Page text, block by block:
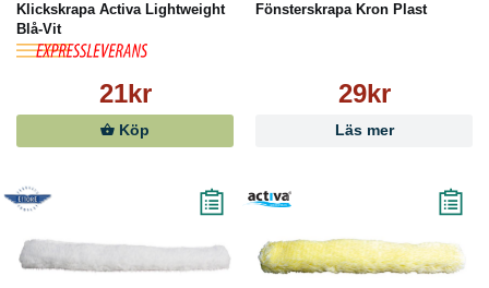
Klickskrapa Activa Lightweight
Blå-Vit
21kr
Köp
Fönsterskrapa Kron Plast
29kr
Läs mer